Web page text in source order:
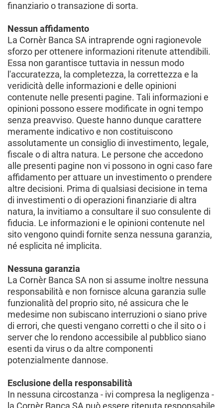
finanziario o transazione di sorta.
Nessun affidamento
La Cornèr Banca SA intraprende ogni ragionevole
sforzo per ottenere informazioni ritenute attendibili.
Essa non garantisce tuttavia in nessun modo
l'accuratezza, la completezza, la correttezza e la
veridicità delle informazioni e delle opinioni
contenute nelle presenti pagine. Tali informazioni e
opinioni possono essere modificate in ogni tempo
senza preavviso. Queste hanno dunque carattere
meramente indicativo e non costituiscono
assolutamente un consiglio di investimento, legale,
fiscale o di altra natura. Le persone che accedono
alle presenti pagine non vi possono in ogni caso fare
affidamento per attuare un investimento o prendere
altre decisioni. Prima di qualsiasi decisione in tema
di investimenti o di operazioni finanziarie di altra
natura, la invitiamo a consultare il suo consulente di
fiducia. Le informazioni e le opinioni contenute nel
sito vengono quindi fornite senza nessuna garanzia,
né esplicita né implicita.
Nessuna garanzia
La Cornèr Banca SA non si assume inoltre nessuna
responsabilità e non fornisce alcuna garanzia sulle
funzionalità del proprio sito, né assicura che le
medesime non subiscano interruzioni o siano prive
di errori, che questi vengano corretti o che il sito o i
server che lo rendono accessibile al pubblico siano
esenti da virus o da altre componenti
potenzialmente dannose.
Esclusione della responsabilità
In nessuna circostanza - ivi compresa la negligenza -
la Cornèr Banca SA può essere ritenuta responsabile